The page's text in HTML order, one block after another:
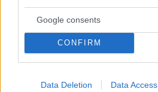
Google consents
CONFIRM
Data Deletion Data Access